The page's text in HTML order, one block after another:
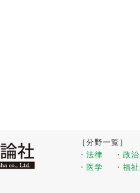
［分野一覧］
・法律
・政治
・医学
・福祉